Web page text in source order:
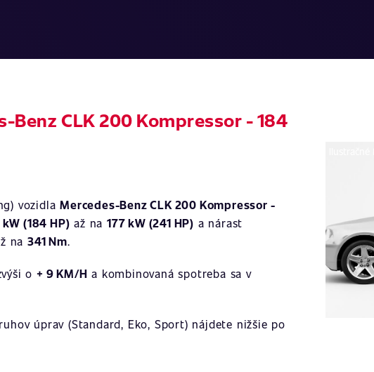
Benz CLK 200 Kompressor - 184
vozidlaMercedes-Benz CLK 200 Kompressor -
kW (184 HP) až na177 kW (241 HP) a nárast
na341 Nm.
o + 9 KM/H a kombinovaná spotreba sa v
úprav (Standard, Eko, Sport) nájdete nižšie po